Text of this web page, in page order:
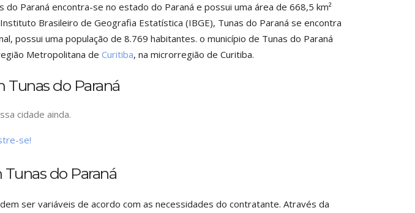
do Paraná encontra-se no estado do Paraná e possui uma área de 668,5 km²
Brasileiro de Geografia Estatística (IBGE), Tunas do Paraná se encontra
possui uma população de 8.769 habitantes. o município de Tunas do Paraná
Metropolitana de Curitiba, na microrregião de Curitiba.
Tunas do Paraná
cidade ainda.
se!
do Paraná
ser variáveis de acordo com as necessidades do contratante. Através da